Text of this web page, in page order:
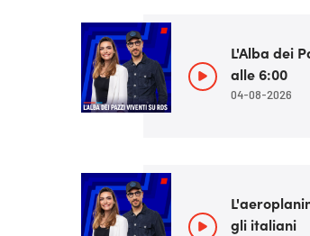
L'Alba dei
alle 6:00
04-08-2026
gli italiani